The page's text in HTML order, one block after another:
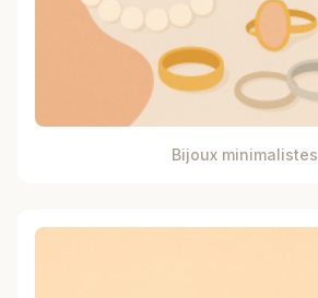
Bijoux minimalistes